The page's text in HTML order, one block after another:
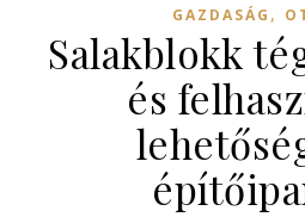
GAZDASÁG ,
Salakblokk
és